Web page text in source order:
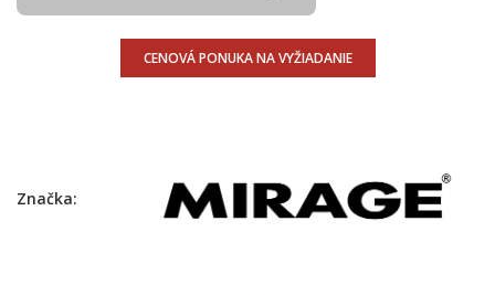
CENOVÁ PONUKA NA VYŽIADANIE
Značka: